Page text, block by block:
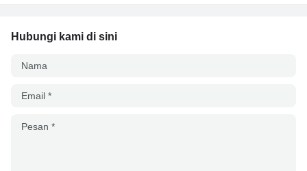
Hubungi kami di sini